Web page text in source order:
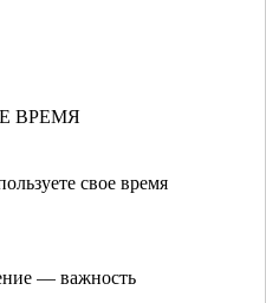
ВРЕМЯ
свое время
— важность